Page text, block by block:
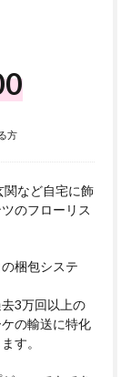
方
関など自宅に飾
のフローリス
梱包システ
3万回以上の
の輸送に特化
す。